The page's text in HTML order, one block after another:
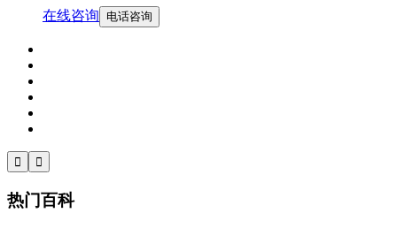
在线咨询 电话咨询
 
热门百科